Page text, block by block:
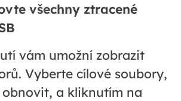
všechny ztracené
vám umožní zobrazit
Vyberte cílové soubory,
a kliknutím na